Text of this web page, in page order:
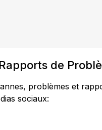
de
problèmes et
sociaux: